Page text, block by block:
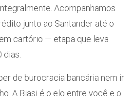
Acompanhamos
junto ao Santander até o
cartório — etapa que leva
de burocracia bancária nem ir
A Biasi é o elo entre você e o